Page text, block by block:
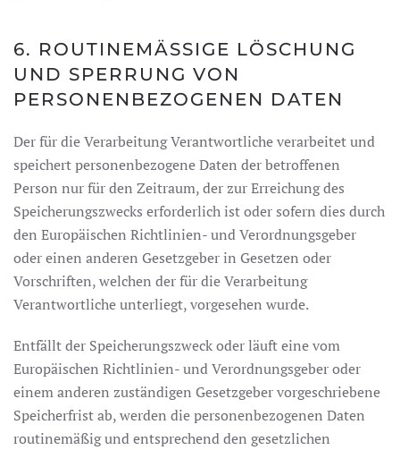
6. ROUTINEMÄSSIGE LÖSCHUNG U
ND SPERRUNG VON P
ERSONENBEZOGENEN DATEN
Der für die Verarbeitung Verantwortliche verarbeitet und
speichert personenbezogene Daten der betroffenen
Person nur für den Zeitraum, der zur Erreichung des
Speicherungszwecks erforderlich ist oder sofern dies durch
den Europäischen Richtlinien- und Verordnungsgeber
oder einen anderen Gesetzgeber in Gesetzen oder
Vorschriften, welchen der für die Verarbeitung
Verantwortliche unterliegt, vorgesehen wurde.
Entfällt der Speicherungszweck oder läuft eine vom
Europäischen Richtlinien- und Verordnungsgeber oder
einem anderen zuständigen Gesetzgeber vorgeschriebene
Speicherfrist ab, werden die personenbezogenen Daten
routinemäßig und entsprechend den gesetzlichen